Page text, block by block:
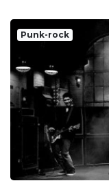
Punk-rock